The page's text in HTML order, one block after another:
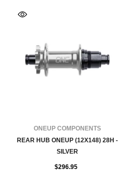
FOURNISSEUR:
ONEUP COMPONENTS
REAR HUB ONEUP (12X148) 28H -
SILVER
$296.95